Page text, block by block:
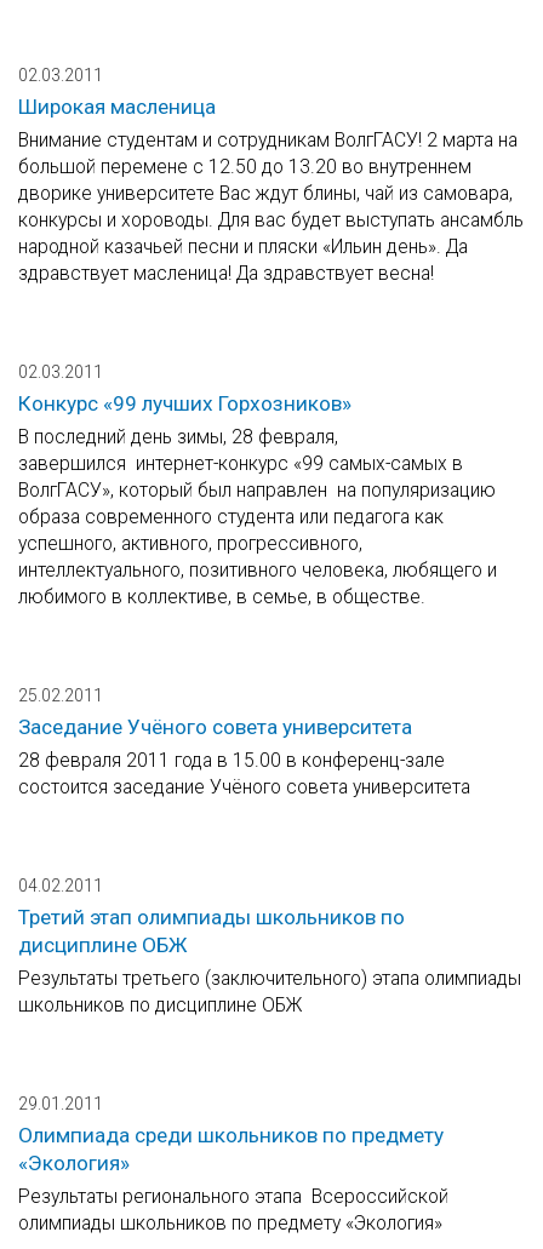
02.03.2011
Широкая масленица
Внимание студентам и сотрудникам ВолгГАСУ! 2 марта на
большой перемене с 12.50 до 13.20 во внутреннем
дворике университете Вас ждут блины, чай из самовара,
конкурсы и хороводы. Для вас будет выступать ансамбль
народной казачьей песни и пляски «Ильин день». Да
здравствует масленица! Да здравствует весна!
02.03.2011
Конкурс «99 лучших Горхозников»
В последний день зимы, 28 февраля,
завершился интернет-конкурс «99 самых-самых в
ВолгГАСУ», который был направлен на популяризацию
образа современного студента или педагога как
успешного, активного, прогрессивного,
интеллектуального, позитивного человека, любящего и
любимого в коллективе, в семье, в обществе.
25.02.2011
Заседание Учёного совета университета
28 февраля 2011 года в 15.00 в конференц-зале
состоится заседание Учёного совета университета
04.02.2011
Третий этап олимпиады школьников по
дисциплине ОБЖ
Результаты третьего (заключительного) этапа олимпиады
школьников по дисциплине ОБЖ
29.01.2011
Олимпиада среди школьников по предмету
«Экология»
Результаты регионального этапа Всероссийской
олимпиады школьников по предмету «Экология»